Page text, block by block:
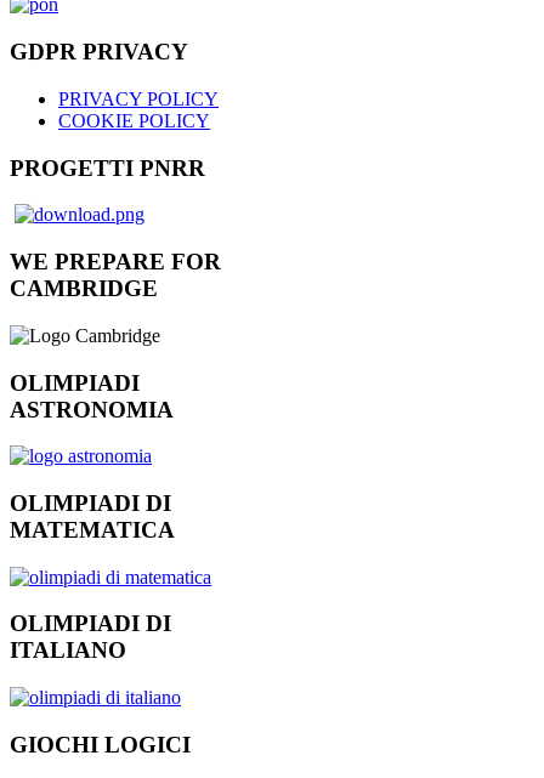
GDPR PRIVACY
PRIVACY POLICY
COOKIE POLICY
PROGETTI PNRR
WE PREPARE FOR
CAMBRIDGE
OLIMPIADI
ASTRONOMIA
OLIMPIADI DI
MATEMATICA
OLIMPIADI DI
ITALIANO
GIOCHI LOGICI